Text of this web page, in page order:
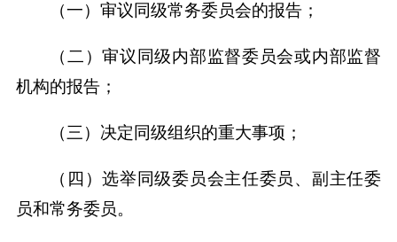
（一）审议同级常务委员会的报告；
（二）审议同级内部监督委员会或内部监督
机构的报告；
（三）决定同级组织的重大事项；
（四）选举同级委员会主任委员、副主任委
员和常务委员。